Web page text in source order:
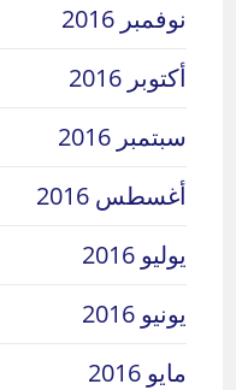
نوفمبر 2016
أكتوبر 2016
سبتمبر 2016
أغسطس 2016
يوليو 2016
يونيو 2016
مايو 2016